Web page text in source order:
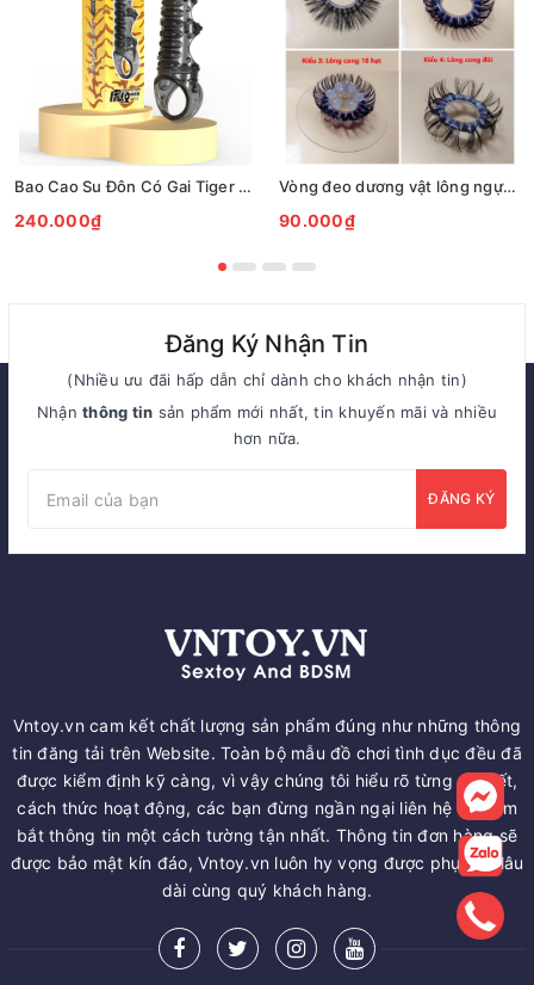
Bao Cao Su Đôn Có Gai Tiger Stripe Meleon Kéo Dài Thời Gian
240.000₫
Vòng đeo dương vật lông ngựa - Vòng đeo râu rồng giá rẻ
90.000₫
Đăng Ký Nhận Tin
(Nhiều ưu đãi hấp dẫn chỉ dành cho khách nhận tin)
Nhậnthông tin sản phẩm mới nhất, tin khuyến mãi và nhiều
hơn nữa.
ĐĂNG KÝ
Vntoy.vn cam kết chất lượng sản phẩm đúng như những thông
tin đăng tải trên Website. Toàn bộ mẫu đồ chơi tình dục đều đã
được kiểm định kỹ càng, vì vậy chúng tôi hiểu rõ từng chi tiết,
cách thức hoạt động, các bạn đừng ngần ngại liên hệ để nắm
bắt thông tin một cách tường tận nhất. Thông tin đơn hàng sẽ
được bảo mật kín đáo, Vntoy.vn luôn hy vọng được phục vụ lâu
dài cùng quý khách hàng.